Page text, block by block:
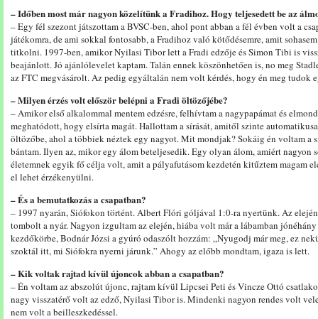
– Időben most már nagyon közelítünk a Fradihoz. Hogy teljesedett be az
– Egy fél szezont játszottam a BVSC-ben, ahol pont abban a fél évben volt a
játékomra, de ami sokkal fontosabb, a Fradihoz való kötődésemre, amit
titkolni. 1997-ben, amikor Nyilasi Tibor lett a Fradi edzője és Simon Tibi is
beajánlott. Jó ajánlólevelet kaptam. Talán ennek köszönhetően is, no meg
az FTC megvásárolt. Az pedig egyáltalán nem volt kérdés, hogy én meg tudok
– Milyen érzés volt először belépni a Fradi öltözőjébe?
– Amikor első alkalommal mentem edzésre, felhívtam a nagypapámat és
meghatódott, hogy elsírta magát. Hallottam a sírását, amitől szinte
öltözőbe, ahol a többiek néztek egy nagyot. Mit mondjak? Sokáig én voltam a
bántam. Ilyen az, mikor egy álom beteljesedik. Egy olyan álom, amiért nagyon
életemnek egyik fő célja volt, amit a pályafutásom kezdetén kitűztem magam
el lehet érzékenyülni.
– És a bemutatkozás a csapatban?
– 1997 nyarán, Siófokon történt. Albert Flóri góljával 1:0-ra nyertünk. Az elején
tombolt a nyár. Nagyon izgultam az elején, hiába volt már a lábamban
kezdőkörbe, Bodnár Józsi a gyúró odaszólt hozzám: „Nyugodj már meg, ez
szoktál itt, mi Siófokra nyerni járunk.” Ahogy az előbb mondtam, igaza is lett.
– Kik voltak rajtad kívül újoncok abban a csapatban?
– Én voltam az abszolút újonc, rajtam kívül Lipcsei Peti és Vincze Ottó
nagy visszatérő volt az edző, Nyilasi Tibor is. Mindenki nagyon rendes volt
nem volt a beilleszkedéssel.